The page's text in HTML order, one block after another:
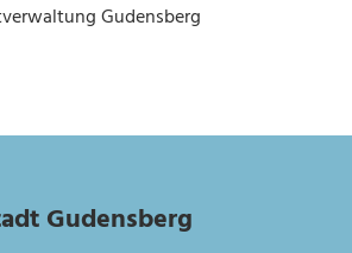
Gudensberg
Gudensberg